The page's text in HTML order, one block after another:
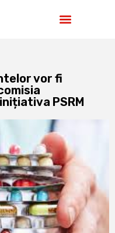
vor fi
PSRM